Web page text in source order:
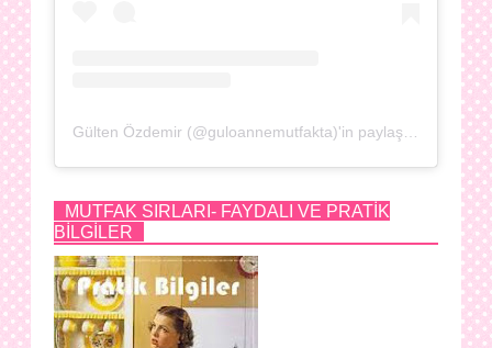
MUTFAK SIRLARI- FAYDALI VE PRATİK
BİLGİLER